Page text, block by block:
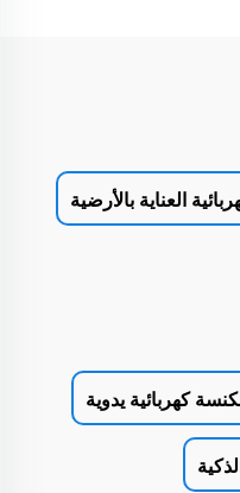
العناية بالأرضية
كهربائية يدوية